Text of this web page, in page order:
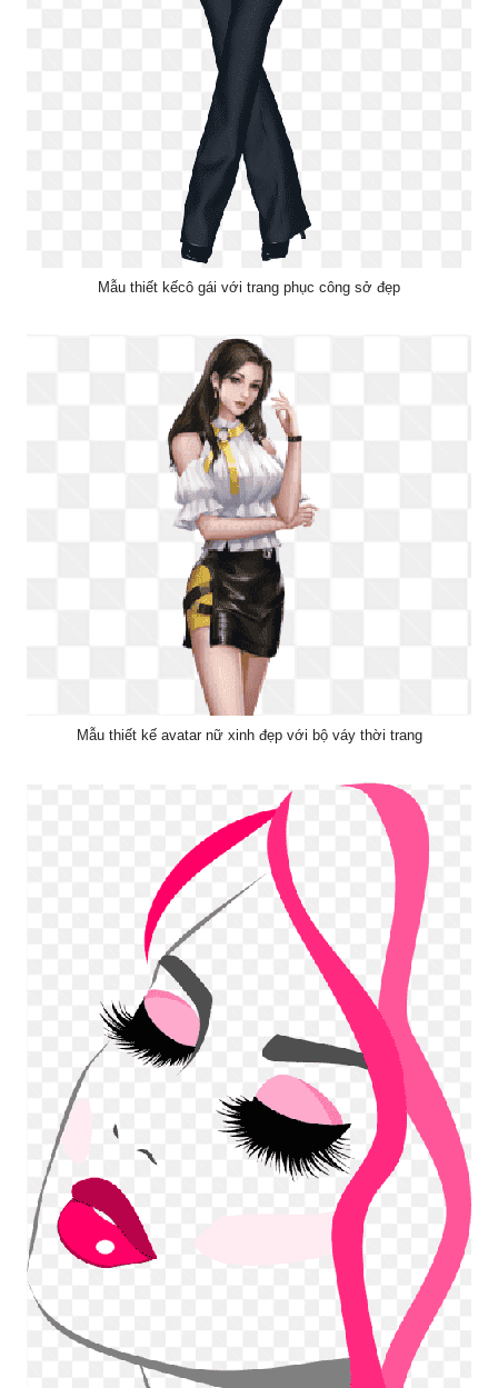
Mẫu thiết kếcô gái với trang phục công sở đẹp
Mẫu thiết kế avatar nữ xinh đẹp với bộ váy thời trang